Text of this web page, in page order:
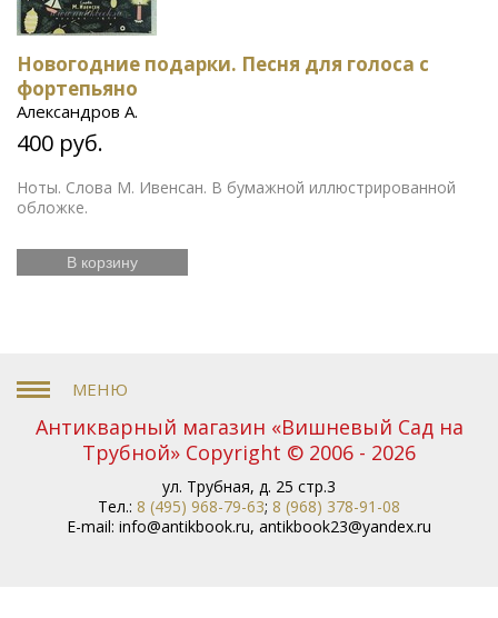
Новогодние подарки. Песня для голоса с
фортепьяно
Александров А.
400 руб.
Ноты. Слова М. Ивенсан. В бумажной иллюстрированной
обложке.
В корзину
Антикварный магазин «Вишневый Сад на
Трубной» Copyright © 2006 - 2026
ул. Трубная, д. 25 стр.3
Тел.: 8 (495) 968-79-63; 8 (968) 378-91-08
E-mail: info@antikbook.ru, antikbook23@yandex.ru